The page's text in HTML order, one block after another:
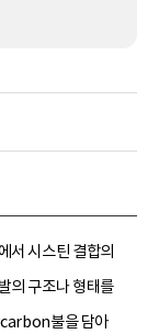
서 시스틴 결합의
의 구조나 형태를
carbon불을 담아